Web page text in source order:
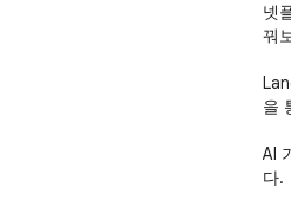
넷
꿔
을
AI
다.